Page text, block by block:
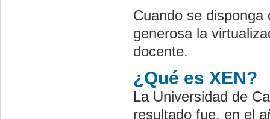
Cuando se
generosa la
docente.
¿Qué es XEN?
La Universidad de
resultado fue, en el